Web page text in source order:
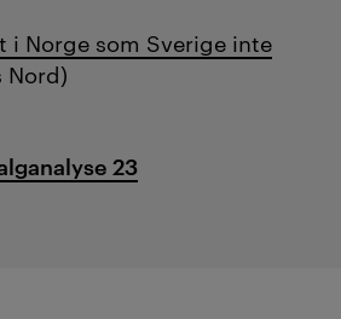
i Norge som Sverige inte
Nord)
23